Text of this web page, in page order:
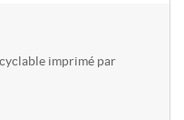
imprimé par